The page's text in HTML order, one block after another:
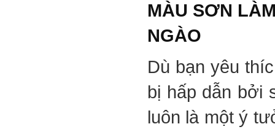
MÀU SƠN
NGÀO
Dù bạn yêu
bị hấp dẫn bởi
luôn là một ý